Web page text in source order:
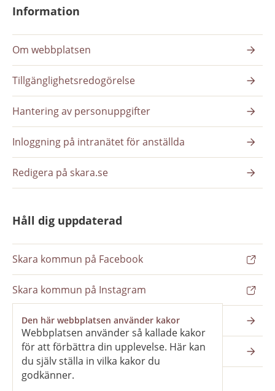
Den här webbplatsen använder kakor
Webbplatsen använder så kallade kakor
för att förbättra din upplevelse. Här kan
du själv ställa in vilka kakor du
godkänner.
Information
Om webbplatsen
Tillgänglighetsredogörelse
Hantering av personuppgifter
Inloggning på intranätet för anställda
Redigera på skara.se
Håll dig uppdaterad
Skara kommun på Facebook
Skara kommun på Instagram
Nyhetsbrev
Pressrum